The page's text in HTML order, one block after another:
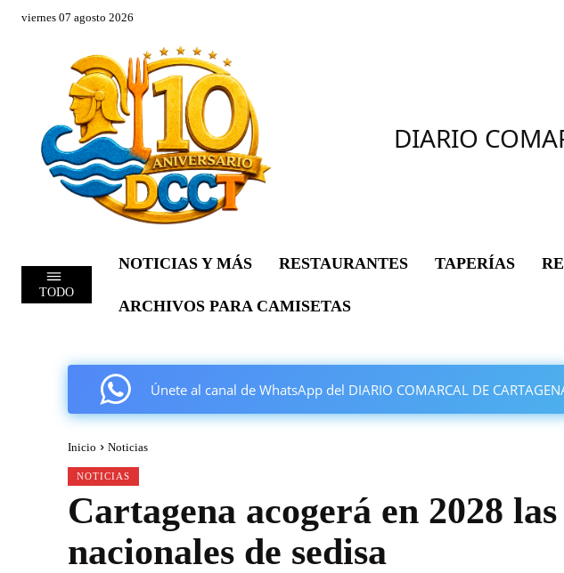
viernes 07 agosto 2026
DIARIO
TODO
NOTICIAS Y MÁS RESTAURANTES TAPERÍAS
ARCHIVOS PARA CAMISETAS
Únete al canal de WhatsApp del DIARIO COMARCAL DE
Inicio Noticias
NOTICIAS
Cartagena acogerá en 2028
nacionales de sedisa